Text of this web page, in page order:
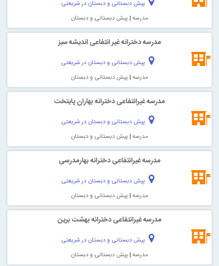
پیش دبستانی و دبستان در شریعتی
مدرسه | پیش دبستانی و دبستان
مدرسه دخترانه غیر انتفاعی انديشه سبز
پیش دبستانی و دبستان در شریعتی
مدرسه | پیش دبستانی و دبستان
مدرسه غیرانتفاعی دخترانه بهاران پايتخت
پیش دبستانی و دبستان در شریعتی
مدرسه | پیش دبستانی و دبستان
مدرسه غیرانتفاعی دخترانه بهارمدرسی
پیش دبستانی و دبستان در شریعتی
مدرسه | پیش دبستانی و دبستان
مدرسه غیرانتفاعی دخترانه بهشت برين
پیش دبستانی و دبستان در شریعتی
مدرسه | پیش دبستانی و دبستان